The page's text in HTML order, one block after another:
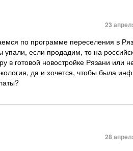
23
по программе переселения в
если продадим, то на
в готовой новостройке Рязани или
да и хочется, чтобы была
28